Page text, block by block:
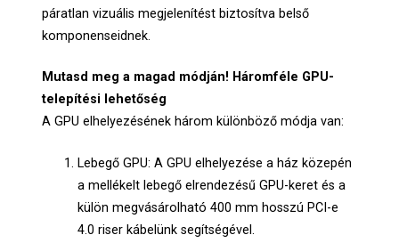
páratlan vizuális megjelenítést biztosítva belső
komponenseidnek.
Mutasd meg a magad módján! Háromféle GPU-
telepítési lehetőség
A GPU elhelyezésének három különböző módja van:
Lebegő GPU: A GPU elhelyezése a ház közepén
a mellékelt lebegő elrendezésű GPU-keret és a
külön megvásárolható 400 mm hosszú PCI-e
4.0 riser kábelünk segítségével.